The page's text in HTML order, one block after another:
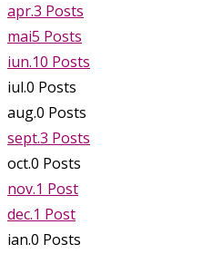
apr.3 Posts
mai5 Posts
iun.10 Posts
iul.0 Posts
aug.0 Posts
sept.3 Posts
oct.0 Posts
nov.1 Post
dec.1 Post
ian.0 Posts